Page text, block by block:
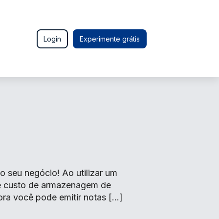
Login Experimente grátis
seu negócio! Ao utilizar um
de armazenagem de
você pode emitir notas […]